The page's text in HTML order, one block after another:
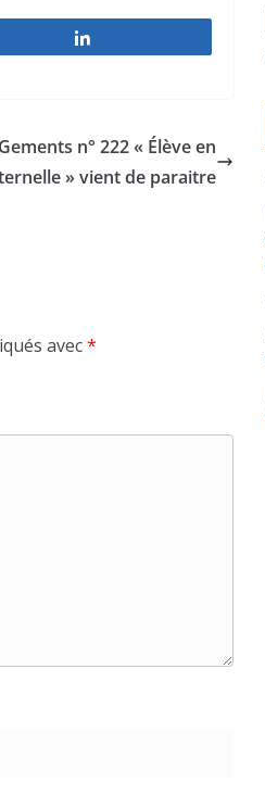
n° 222 « Élève en
» vient de paraitre
avec*